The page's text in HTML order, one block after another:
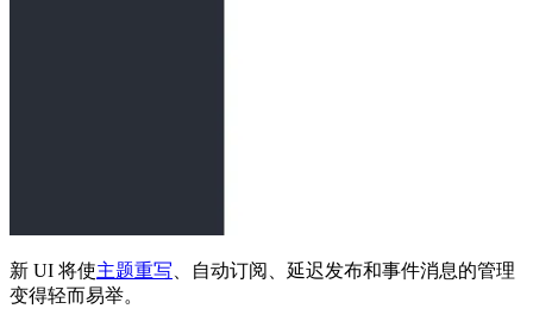
新 UI 将使主题重写 、自动订阅、延迟发布和事件消息的管理
变得轻而易举。